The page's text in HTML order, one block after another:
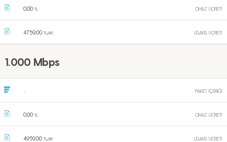
0,00 TL CİHAZ ÜCRETİ
4759,00 TL/AY LİSANS ÜCRETİ
1.000 Mbps
- PAKET İÇERİĞİ
0,00 TL CİHAZ ÜCRETİ
4959,00 TL/AY LİSANS ÜCRETİ